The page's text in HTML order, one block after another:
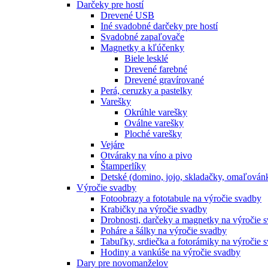
Darčeky pre hostí
Drevené USB
Iné svadobné darčeky pre hostí
Svadobné zapaľovače
Magnetky a kľúčenky
Biele lesklé
Drevené farebné
Drevené gravírované
Perá, ceruzky a pastelky
Varešky
Okrúhle varešky
Oválne varešky
Ploché varešky
Vejáre
Otváraky na víno a pivo
Štamperlíky
Detské (domino, jojo, skladačky,
Výročie svadby
Fotoobrazy a fototabule na výročie svadby
Krabičky na výročie svadby
Drobnosti, darčeky a magnetky na výročie
Poháre a šálky na výročie svadby
Tabuľky, srdiečka a fotorámiky na výročie
Hodiny a vankúše na výročie svadby
Dary pre novomanželov